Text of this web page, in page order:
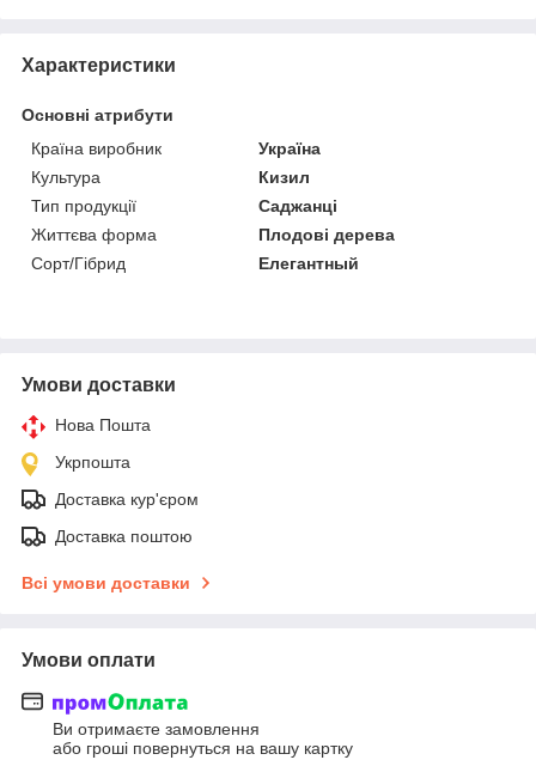
Характеристики
Основні атрибути
Країна виробник
Україна
Культура
Кизил
Тип продукції
Саджанці
Життєва форма
Плодові дерева
Сорт/Гібрид
Елегантный
Умови доставки
Нова Пошта
Укрпошта
Доставка кур'єром
Доставка поштою
Всі умови доставки
Умови оплати
Ви отримаєте замовлення
або гроші повернуться на вашу картку